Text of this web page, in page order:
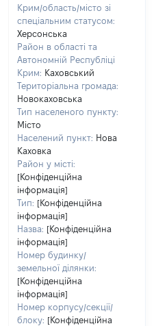
Крим/область/місто зі
спеціальним статусом:
Херсонська
Район в області та
Автономній Республіці
Крим: Каховський
Територіальна громада:
Новокаховська
Тип населеного пункту:
Місто
Населений пункт: Нова
Каховка
Район у місті:
[Конфіденційна
інформація]
Тип: [Конфіденційна
інформація]
Назва: [Конфіденційна
інформація]
Номер будинку/
земельної ділянки:
[Конфіденційна
інформація]
Номер корпусу/секції/
блоку: [Конфіденційна